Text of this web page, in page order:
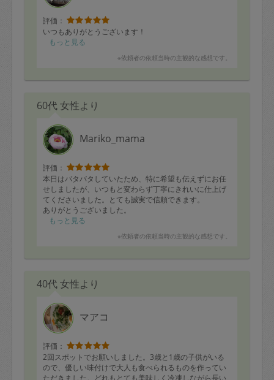
評価：
いつもありがとうございます！
もっと見る
※依頼者の依頼当時の主観的な感想です。
60代 女性より
Mariko_mama
評価：
本日はバタバタしていたため、特に希望も伝えずにお任
せしましたが、いつもと変わらず丁寧にきれいに仕上げ
てくださいました。とても誠実で信頼できます。
ありがとうございました。
もっと見る
※依頼者の依頼当時の主観的な感想です。
40代 女性より
マアコ
評価：
2回スポットでお願いしました。3歳と1歳の子供がいる
ので、優しい味付けで大人も食べられるものを作ってい
ただきました。どれもとても美味しく冷凍しながら長い